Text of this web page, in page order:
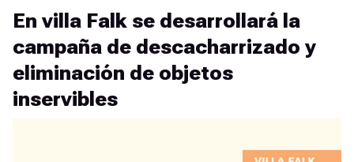
En villa Falk se desarrollará la
campaña de descacharrizado y
eliminación de objetos
inservibles